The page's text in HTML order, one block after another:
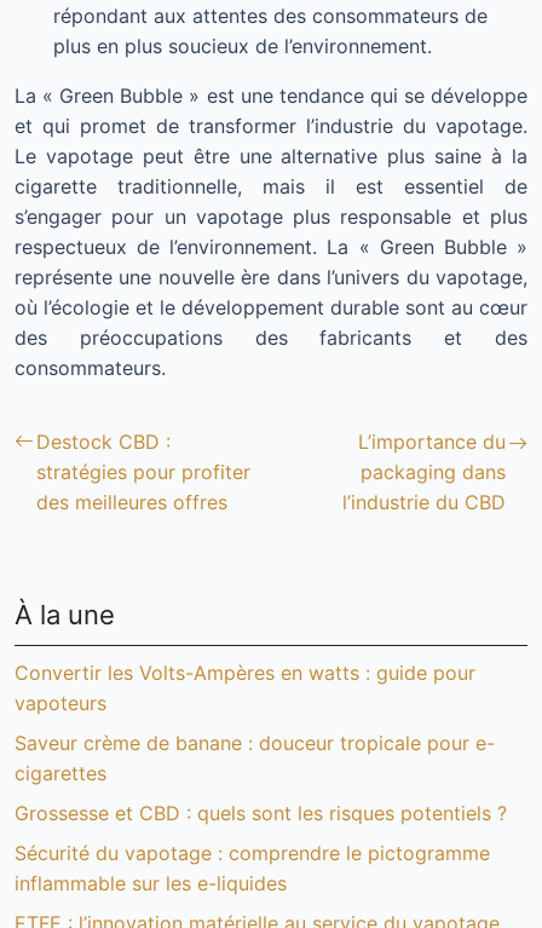
répondant aux attentes des consommateurs de
plus en plus soucieux de l’environnement.
La « Green Bubble » est une tendance qui se développe
et qui promet de transformer l’industrie du vapotage.
Le vapotage peut être une alternative plus saine à la
cigarette traditionnelle, mais il est essentiel de
s’engager pour un vapotage plus responsable et plus
respectueux de l’environnement. La « Green Bubble »
représente une nouvelle ère dans l’univers du vapotage,
où l’écologie et le développement durable sont au cœur
des préoccupations des fabricants et des
consommateurs.
Destock CBD :
stratégies pour profiter
des meilleures offres
L’importance du
packaging dans
l’industrie du CBD
À la une
Convertir les Volts-Ampères en watts : guide pour
vapoteurs
Saveur crème de banane : douceur tropicale pour e-
cigarettes
Grossesse et CBD : quels sont les risques potentiels ?
Sécurité du vapotage : comprendre le pictogramme
inflammable sur les e-liquides